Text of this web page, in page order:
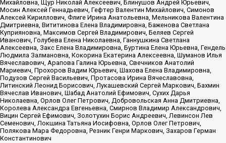
Михайловна, Щур Николай Алексеевич, Блинушов Андрей Юрьевич,
Мосин Алексей Геннадьевич, Гефтер Валентин Михайлович, Симонов
Алексей Кириллович, Флиге Ирина Анатольевна, Мельникова Валентина
Дмитриевна, Вититинова Елена Владимировна, Баженова Светлана
Куприяновна, Максимов Сергей Владимирович, Беляев Сергей
Иванович, Голубева Елена Николаевна, Ганнушкина Светлана
Алексеевна, Закс Елена Владимировна, Буртина Елена Юрьевна, Гендель
Людмила Залмановна, Кокорина Екатерина Алексеевна, Шуманов Илья
Вячеславович, Арапова Галина Юрьевна, Свечников Анатолий
Мариевич, Прохоров Вадим Юрьевич, Шахова Елена Владимировна,
Подузов Сергей Васильевич, Протасова Ирина Вячеславовна,
Литинский Леонид Борисович, Лукашевский Сергей Маркович, Бахмин
Вячеслав Иванович, Шабад Анатолий Ефимович, Сухих Дарья
Николаевна, Орлов Олег Петрович, Добровольская Анна Дмитриевна,
Королева Александра Евгеньевна, Смирнов Владимир Александрович,
Вицин Сергей Ефимович, Золотухин Борис Андреевич, Левинсон Лев
Семенович, Локшина Татьяна Иосифовна, Орлов Олег Петрович,
Полякова Мара Федоровна, Резник Генри Маркович, Захаров Герман
Константинович